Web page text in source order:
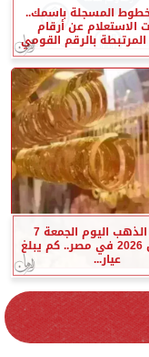
المسجلة باسمك..
الاستعلام عن أرقام
بالرقم القومي
أسعار الذهب اليوم الجمعة 7
أغسطس 2026 في مصر.. كم يبلغ
عيار...